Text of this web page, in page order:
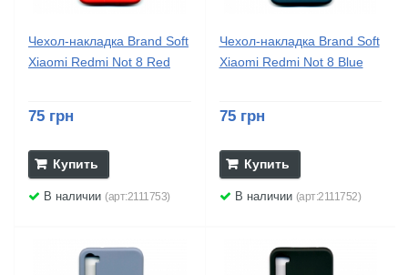
Чехол-накладка Brand Soft
Xiaomi Redmi Not 8 Red
75 грн
Купить
В наличии (арт:2111753)
Чехол-накладка Brand Soft
Xiaomi Redmi Not 8 Blue
75 грн
Купить
В наличии (арт:2111752)